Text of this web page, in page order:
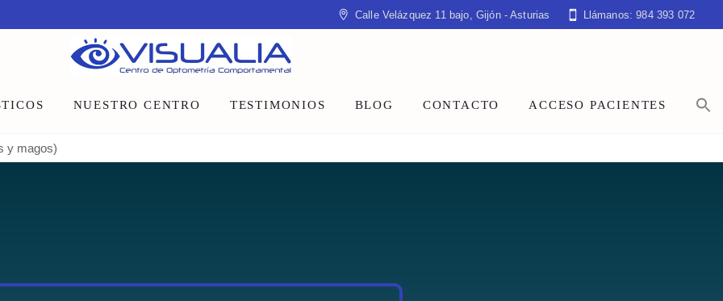
Calle Velázquez 11 bajo, Gijón - Asturias Llámanos: 984 393 072
NUESTRO CENTRO
Equipo
TESTIMONIOS BLOG CONTACTO ACCESO PACIENTES
y magos)